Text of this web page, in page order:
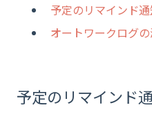
予定のリマインド
オートワークログ
予定のリマインド